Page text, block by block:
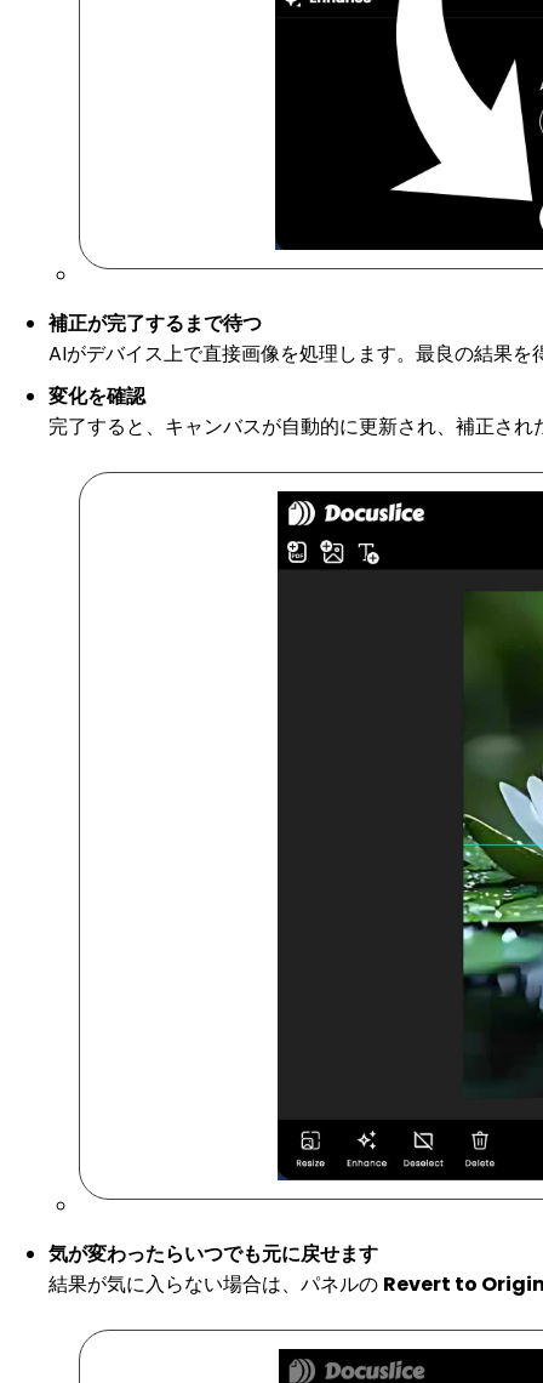
補正が完了するまで待つ
AIがデバイス上で直接画像を処理します。最良の結果
変化を確認
完了すると、キャンバスが自動的に更新され、補正さ
気が変わったらいつでも元に戻せます
結果が気に入らない場合は、パネルの Revert to